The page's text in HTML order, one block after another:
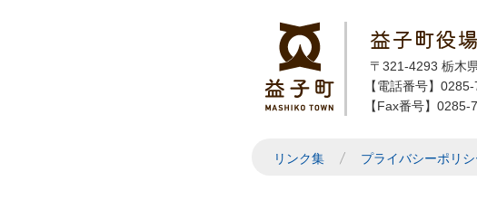
益子町
益子町役場
〒321-4293 栃木
【電話番号】
【Fax番号】0285-
リンク集 プライバシーポリシ